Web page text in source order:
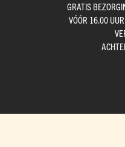
GRATIS
VÓÓR 16.00